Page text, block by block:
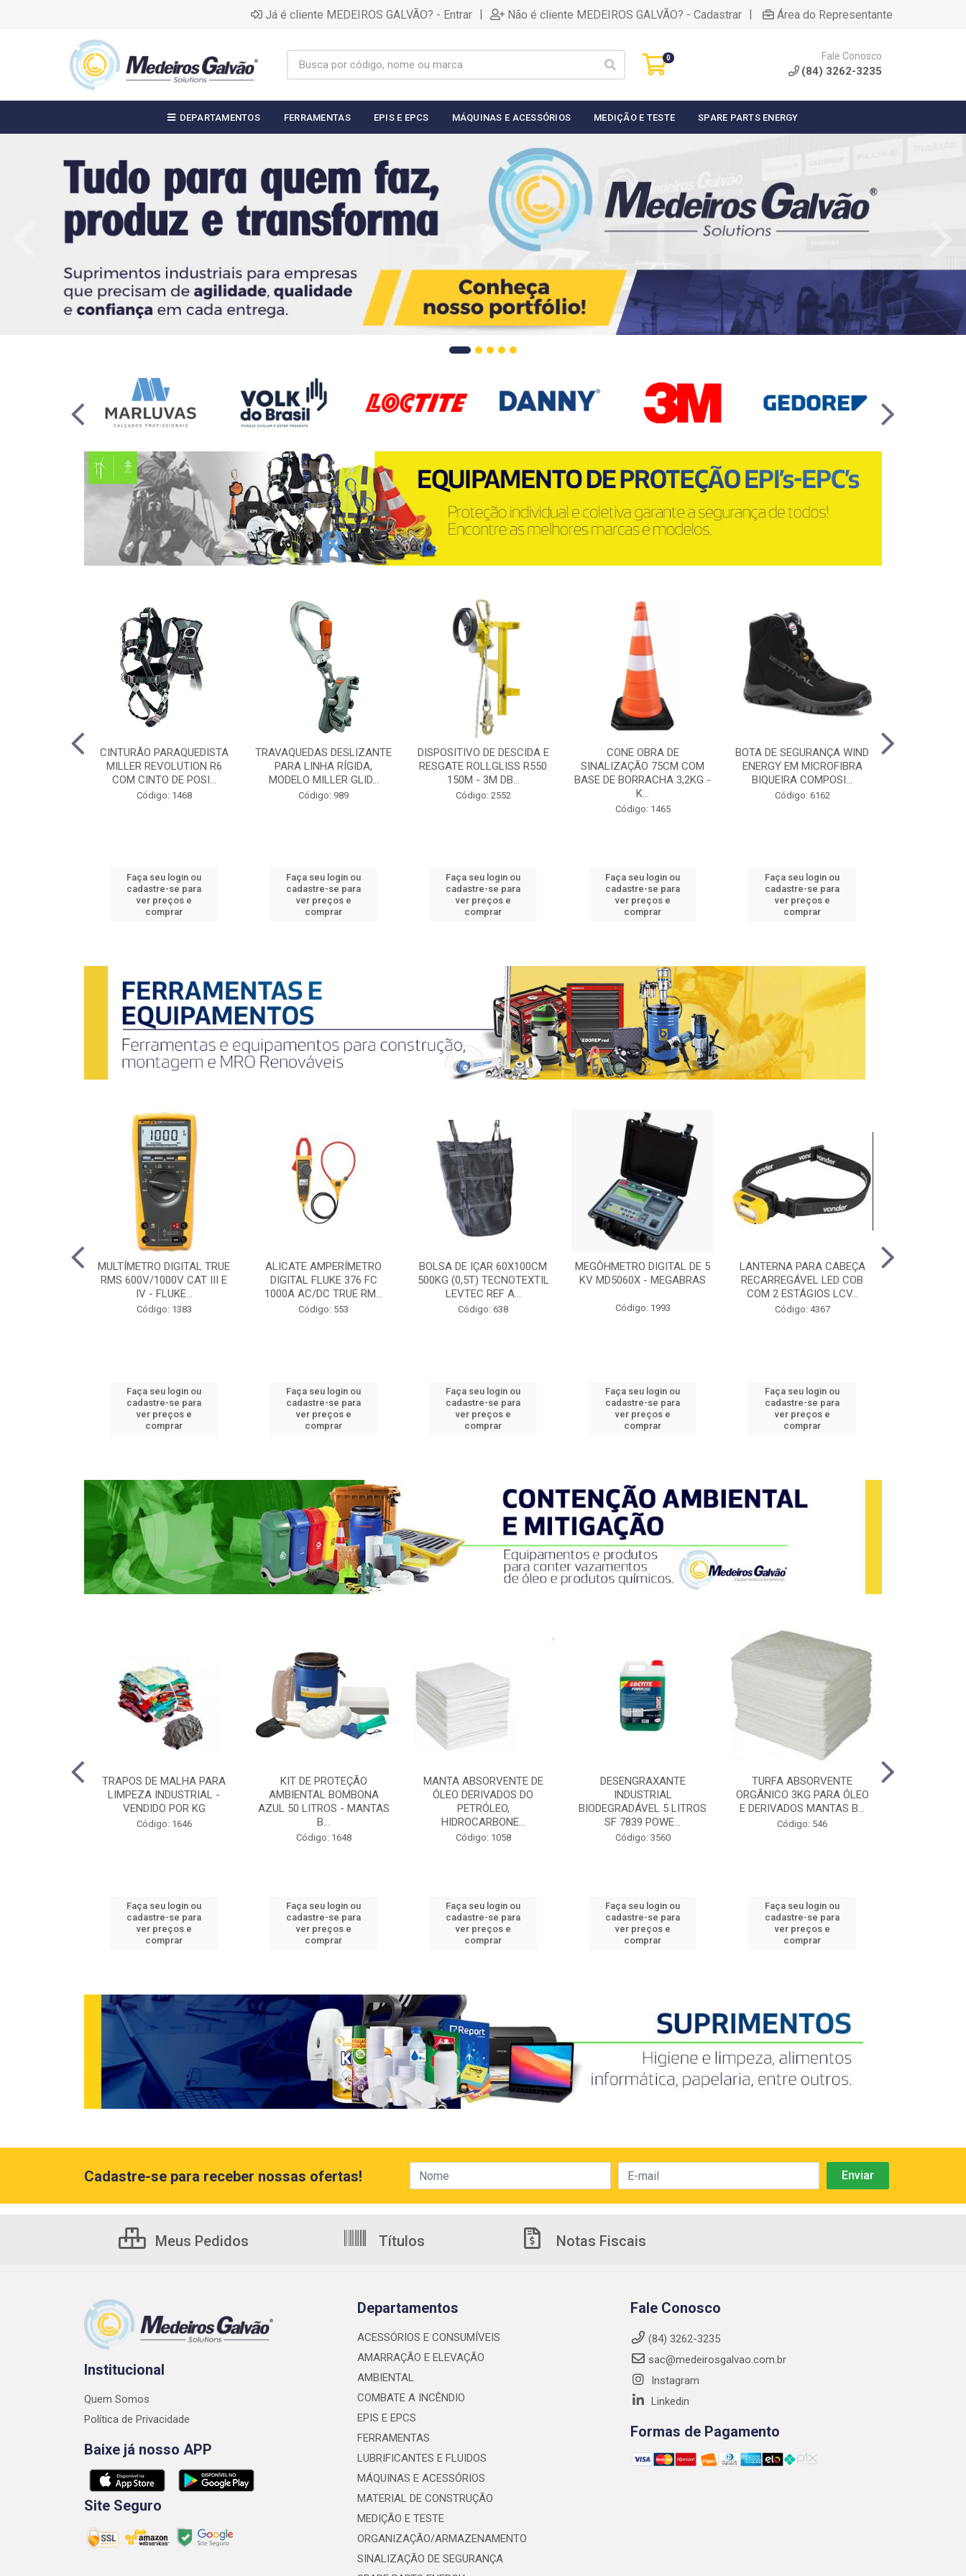
Já é cliente MEDEIROS GALVÃO? - Entrar | Não é cliente MEDEIROS GALVÃO? - Cadastrar | Área do Representante
0 Fale Conosco
(84) 3262-3235
DEPARTAMENTOS FERRAMENTAS EPIS E EPCS MÁQUINAS E ACESSÓRIOS MEDIÇÃO E TESTE SPARE PARTS ENERGY
CINTURÃO PARAQUEDISTA
MILLER REVOLUTION R6
COM CINTO DE POSI...
Código: 1468
Faça seu login ou
cadastre-se para
ver preços e
comprar
TRAVAQUEDAS DESLIZANTE
PARA LINHA RÍGIDA,
MODELO MILLER GLID...
Código: 989
Faça seu login ou
cadastre-se para
ver preços e
comprar
DISPOSITIVO DE DESCIDA E
RESGATE ROLLGLISS R550
150M - 3M DB...
Código: 2552
Faça seu login ou
cadastre-se para
ver preços e
comprar
CONE OBRA DE
SINALIZAÇÃO 75CM COM
BASE DE BORRACHA 3,2KG -
K...
Código: 1465
Faça seu login ou
cadastre-se para
ver preços e
comprar
BOTA DE SEGURANÇA WIND
ENERGY EM MICROFIBRA
BIQUEIRA COMPOSI...
Código: 6162
Faça seu login ou
cadastre-se para
ver preços e
comprar
MULTÍMETRO DIGITAL TRUE
RMS 600V/1000V CAT III E
IV - FLUKE...
Código: 1383
Faça seu login ou
cadastre-se para
ver preços e
comprar
ALICATE AMPERÍMETRO
DIGITAL FLUKE 376 FC
1000A AC/DC TRUE RM...
Código: 553
Faça seu login ou
cadastre-se para
ver preços e
comprar
BOLSA DE IÇAR 60X100CM
500KG (0,5T) TECNOTEXTIL
LEVTEC REF A...
Código: 638
Faça seu login ou
cadastre-se para
ver preços e
comprar
MEGÔHMETRO DIGITAL DE 5
KV MD5060X - MEGABRAS
Código: 1993
Faça seu login ou
cadastre-se para
ver preços e
comprar
LANTERNA PARA CABEÇA
RECARREGÁVEL LED COB
COM 2 ESTÁGIOS LCV...
Código: 4367
Faça seu login ou
cadastre-se para
ver preços e
comprar
TRAPOS DE MALHA PARA
LIMPEZA INDUSTRIAL -
VENDIDO POR KG
Código: 1646
Faça seu login ou
cadastre-se para
ver preços e
comprar
KIT DE PROTEÇÃO
AMBIENTAL BOMBONA
AZUL 50 LITROS - MANTAS
B...
Código: 1648
Faça seu login ou
cadastre-se para
ver preços e
comprar
MANTA ABSORVENTE DE
ÓLEO DERIVADOS DO
PETRÓLEO,
HIDROCARBONE...
Código: 1058
Faça seu login ou
cadastre-se para
ver preços e
comprar
DESENGRAXANTE
INDUSTRIAL
BIODEGRADÁVEL 5 LITROS
SF 7839 POWE...
Código: 3560
Faça seu login ou
cadastre-se para
ver preços e
comprar
TURFA ABSORVENTE
ORGÂNICO 3KG PARA ÓLEO
E DERIVADOS MANTAS B...
Código: 546
Faça seu login ou
cadastre-se para
ver preços e
comprar
Cadastre-se para receber nossas ofertas!
Meus Pedidos Títulos Notas Fiscais
Institucional
Quem Somos
Política de Privacidade
Baixe já nosso APP
Site Seguro
Departamentos
ACESSÓRIOS E CONSUMÍVEIS
AMARRAÇÃO E ELEVAÇÃO
AMBIENTAL
COMBATE A INCÊNDIO
EPIS E EPCS
FERRAMENTAS
LUBRIFICANTES E FLUIDOS
MÁQUINAS E ACESSÓRIOS
MATERIAL DE CONSTRUÇÃO
MEDIÇÃO E TESTE
ORGANIZAÇÃO/ARMAZENAMENTO
SINALIZAÇÃO DE SEGURANÇA
Fale Conosco
(84) 3262-3235
sac@medeirosgalvao.com.br
Instagram
Linkedin
Formas de Pagamento